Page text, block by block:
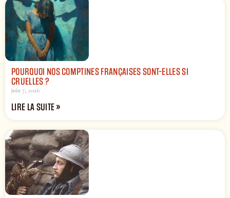
POURQUOI NOS COMPTINES FRANÇAISES SONT-ELLES SI
CRUELLES ?
juin 7, 2026
LIRE LA SUITE »